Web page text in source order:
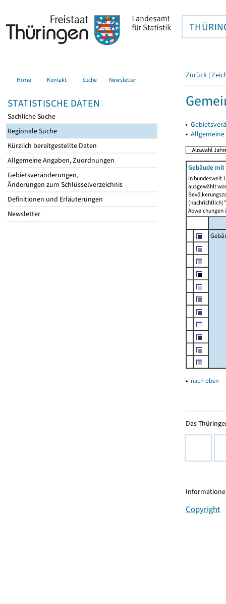
Home Kontakt Suche Newsletter
STATISTISCHE DATEN
Sachliche Suche
Regionale Suche
Kürzlich bereitgestellte Daten
Allgemeine Angaben, Zuordnungen
Gebietsveränderungen,
Änderungen zum Schlüsselverzeichnis
Definitionen und Erläuterungen
Newsletter
Zurück |
▸
▸
Gebäude
In bundesweit
ausgewählt
Abweichungen
▴ nach oben
Das
Copyright